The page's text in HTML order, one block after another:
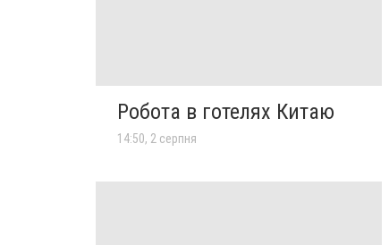
Робота в готелях Китаю
14:50, 2 серпня